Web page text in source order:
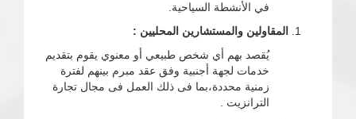
في الأنشطة السياحية.
المقاولين والمستشارين المحليين :
يُقصد بهم أي شخص طبيعي أو معنوي يقوم بتقديم
خدمات لجهة أجنبية وفق عقد مبرم بينهم لفترة
زمنية محددة،بما فى ذلك العمل فى مجال تجارة
الترانزيت .